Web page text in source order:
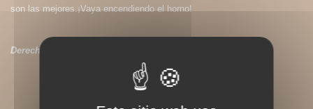
son las mejores.¡Vaya encendiendo el horno!
Derechos de traducción disponibles